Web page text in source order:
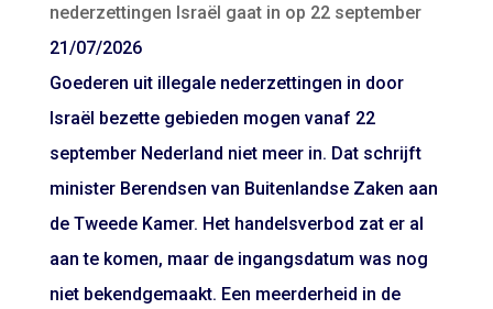
nederzettingen Israël gaat in op 22 september
21/07/2026
Goederen uit illegale nederzettingen in door
Israël bezette gebieden mogen vanaf 22
september Nederland niet meer in. Dat schrijft
minister Berendsen van Buitenlandse Zaken aan
de Tweede Kamer. Het handelsverbod zat er al
aan te komen, maar de ingangsdatum was nog
niet bekendgemaakt. Een meerderheid in de